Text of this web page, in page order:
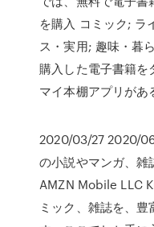
を購入 コミック; ラ
ス・実用; 趣味・暮
購入した電子書籍
マイ本棚アプリがあ
2020/03/27 2020/
の小説やマンガ、雑
AMZN Mobile LLC
ミック、雑誌を、豊